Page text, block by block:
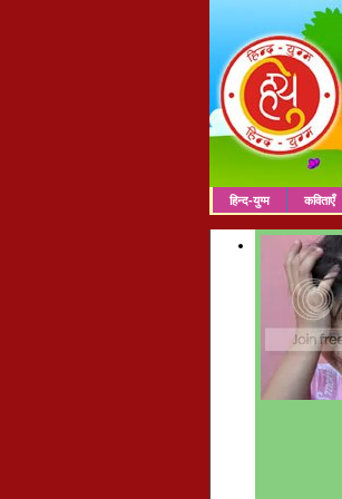
हिन्द-युग्म कविताएँ